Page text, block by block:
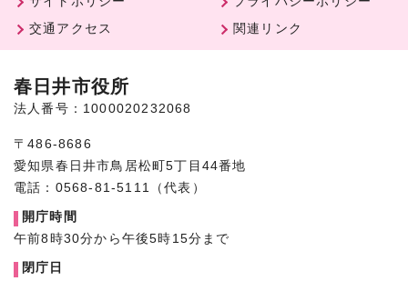
交通アクセス
関連リンク
春日井市役所
法人番号：1000020232068
〒486-8686
愛知県春日井市鳥居松町5丁目44番地
電話：0568-81-5111（代表）
開庁時間
午前8時30分から午後5時15分まで
閉庁日